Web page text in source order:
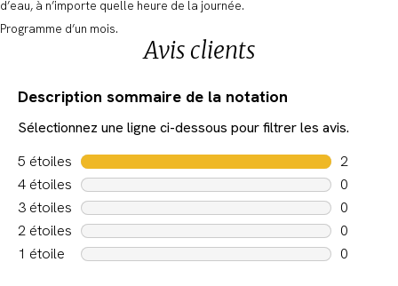
d’eau, à n’importe quelle heure de la journée.
Programme d’un mois.
Avis clients